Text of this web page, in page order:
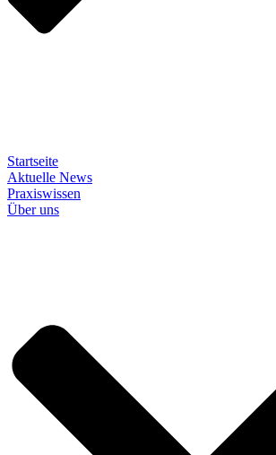
Startseite
Aktuelle News
Praxiswissen
Über uns